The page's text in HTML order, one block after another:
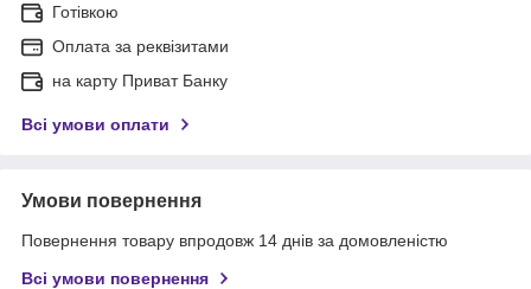
Готівкою
Оплата за реквізитами
на карту Приват Банку
Всі умови оплати
Умови повернення
Повернення товару впродовж 14 днів за домовленістю
Всі умови повернення